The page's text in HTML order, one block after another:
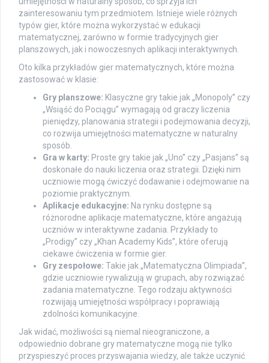
zainteresowaniu tym przedmiotem. Istnieje wiele różnych
typów gier, które można wykorzystać w edukacji
matematycznej, zarówno w formie tradycyjnych gier
planszowych, jak i nowoczesnych aplikacji interaktywnych.
Oto kilka przykładów gier matematycznych, które można
zastosować w klasie:
Gry planszowe: Klasyczne gry takie jak „Monopoly” czy
„Wsiąść do Pociągu” wymagają od graczy liczenia
pieniędzy, planowania strategii i podejmowania decyzji,
co rozwija umiejętności matematyczne w naturalny
sposób.
Gra w karty: Proste gry takie jak „Uno” czy „Pasjans” są
doskonałe do nauki liczenia oraz strategii. Dzięki nim
uczniowie mogą ćwiczyć dodawanie i odejmowanie na
poziomie praktycznym.
Aplikacje edukacyjne: Na rynku dostępne są
różnorodne aplikacje matematyczne, które angażują
uczniów w interaktywne zadania. Przykłady to
„Prodigy” czy „Khan Academy Kids”, które oferują
ciekawe ćwiczenia w formie gier.
Gry zespołowe: Takie jak „Matematyczna Olimpiada”,
gdzie uczniowie rywalizują w grupach, aby rozwiązać
zadania matematyczne. Tego rodzaju aktywności
rozwijają umiejętności współpracy i poprawiają
zdolności komunikacyjne.
Jak widać, możliwości są niemal nieograniczone, a
odpowiednio dobrane gry matematyczne mogą nie tylko
przyspieszyć proces przyswajania wiedzy, ale także uczynić